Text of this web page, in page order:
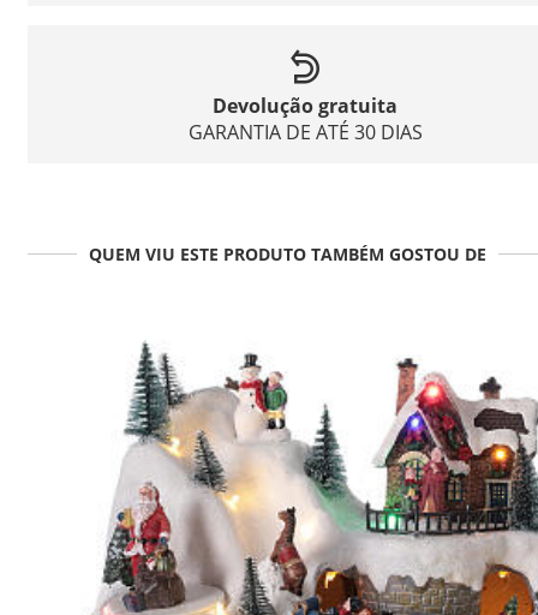
Devolução gratuita
GARANTIA DE ATÉ 30 DIAS
QUEM VIU ESTE PRODUTO TAMBÉM GOSTOU DE